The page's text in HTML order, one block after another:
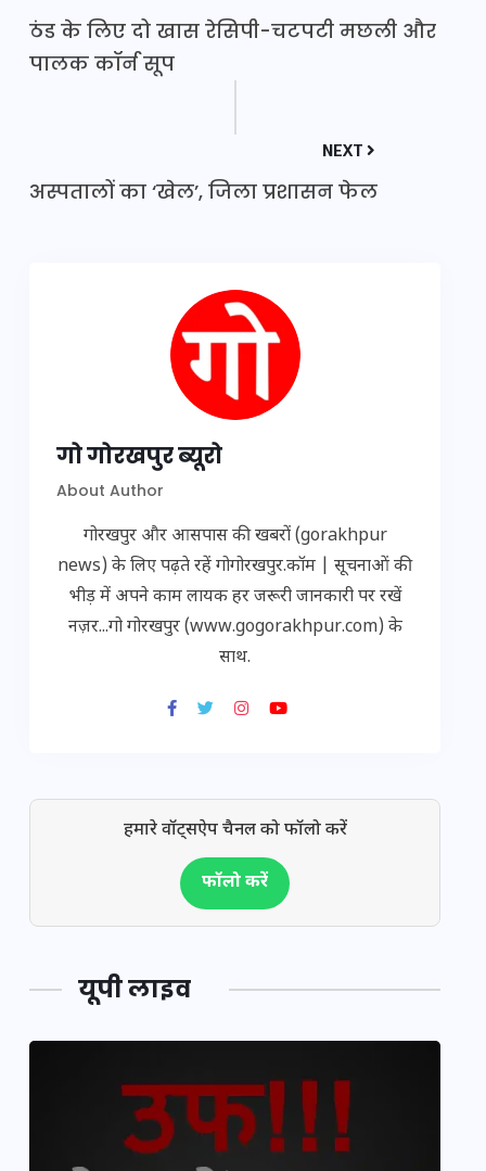
ठंड के लिए दो खास रेसिपी-चटपटी मछली और
पालक कॉर्न सूप
NEXT
अस्पतालों का ‘खेल’, जिला प्रशासन फेल
गो गोरखपुर ब्यूरो
About Author
गोरखपुर और आसपास की खबरों (gorakhpur
news) के लिए पढ़ते रहें गोगोरखपुर.कॉम | सूचनाओं की
भीड़ में अपने काम लायक हर जरूरी जानकारी पर रखें
नज़र...गो गोरखपुर (www.gogorakhpur.com) के
साथ.
हमारे वॉट्सऐप चैनल को फॉलो करें
फॉलो करें
यूपी लाइव